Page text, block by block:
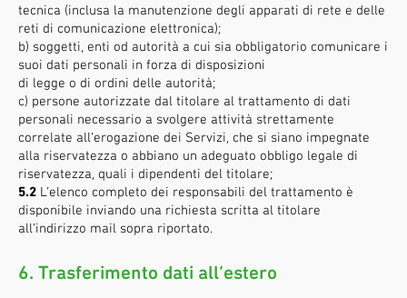
tecnica (inclusa la manutenzione degli apparati di rete e delle
reti di comunicazione elettronica);
b) soggetti, enti od autorità a cui sia obbligatorio comunicare i
suoi dati personali in forza di disposizioni
di legge o di ordini delle autorità;
c) persone autorizzate dal titolare al trattamento di dati
personali necessario a svolgere attività strettamente
correlate all’erogazione dei Servizi, che si siano impegnate
alla riservatezza o abbiano un adeguato obbligo legale di
riservatezza, quali i dipendenti del titolare;
5.2 L’elenco completo dei responsabili del trattamento è
disponibile inviando una richiesta scritta al titolare
all’indirizzo mail sopra riportato.
6. Trasferimento dati all’estero